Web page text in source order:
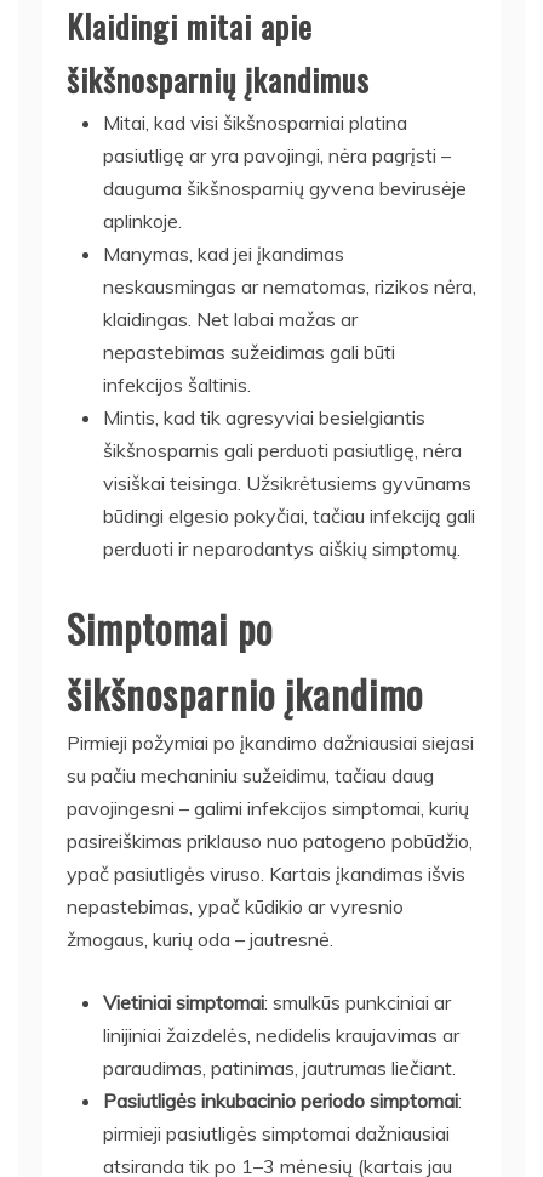
Klaidingi mitai apie
šikšnosparnių įkandimus
Mitai, kad visi šikšnosparniai platina
pasiutligę ar yra pavojingi, nėra pagrįsti –
dauguma šikšnosparnių gyvena bevirusėje
aplinkoje.
Manymas, kad jei įkandimas
neskausmingas ar nematomas, rizikos nėra,
klaidingas. Net labai mažas ar
nepastebimas sužeidimas gali būti
infekcijos šaltinis.
Mintis, kad tik agresyviai besielgiantis
šikšnosparnis gali perduoti pasiutligę, nėra
visiškai teisinga. Užsikrėtusiems gyvūnams
būdingi elgesio pokyčiai, tačiau infekciją gali
perduoti ir neparodantys aiškių simptomų.
Simptomai po
šikšnosparnio įkandimo
Pirmieji požymiai po įkandimo dažniausiai siejasi
su pačiu mechaniniu sužeidimu, tačiau daug
pavojingesni – galimi infekcijos simptomai, kurių
pasireiškimas priklauso nuo patogeno pobūdžio,
ypač pasiutligės viruso. Kartais įkandimas išvis
nepastebimas, ypač kūdikio ar vyresnio
žmogaus, kurių oda – jautresnė.
Vietiniai simptomai: smulkūs punkciniai ar
linijiniai žaizdelės, nedidelis kraujavimas ar
paraudimas, patinimas, jautrumas liečiant.
Pasiutligės inkubacinio periodo simptomai:
pirmieji pasiutligės simptomai dažniausiai
atsiranda tik po 1–3 mėnesių (kartais jau